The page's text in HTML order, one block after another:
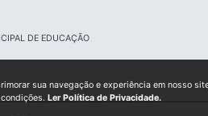
DE EDUCAÇÃO
sua navegação e experiência em nosso
Ler Política de Privacidade.